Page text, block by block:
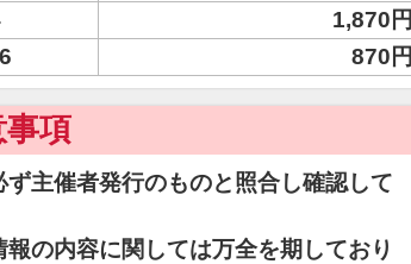
1,870円
870円
項
主催者発行のものと照合し確認して
の内容に関しては万全を期しており